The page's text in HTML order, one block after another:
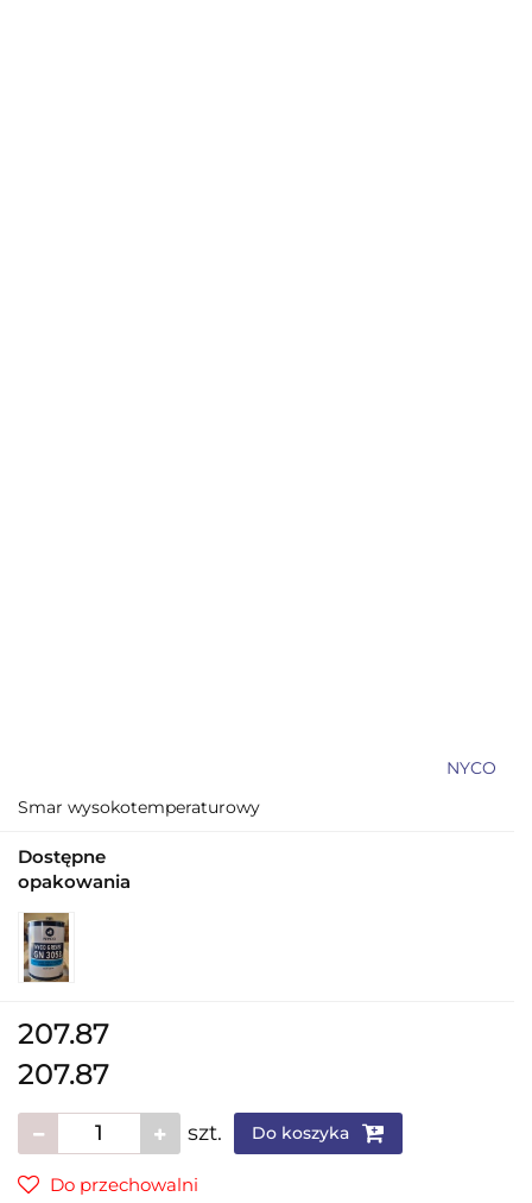
NYCO
Smar wysokotemperaturowy
Dostępne
opakowania
207.87
207.87
szt. Do koszyka
Do przechowalni